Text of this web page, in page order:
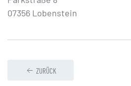
07356 Lobenstein
ZURÜCK